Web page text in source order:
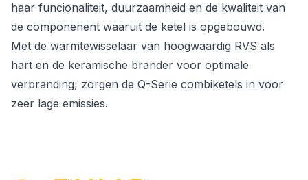
haar funcionaliteit, duurzaamheid en de kwaliteit van
de componenent waaruit de ketel is opgebouwd.
Met de warmtewisselaar van hoogwaardig RVS als
hart en de keramische brander voor optimale
verbranding, zorgen de Q-Serie combiketels in voor
zeer lage emissies.